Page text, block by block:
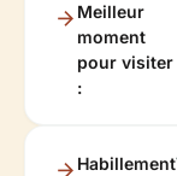
Meilleur
moment
pour visiter
:
Habillement